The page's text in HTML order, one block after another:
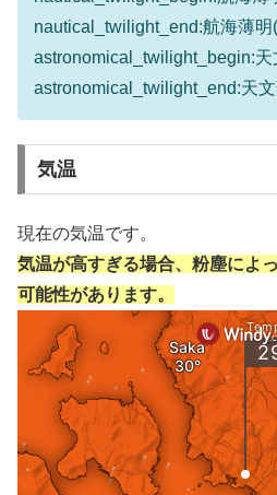
nautical_twilight_end:航海薄明
astronomical_twilight_begin:天
astronomical_twilight_end:天
気温
現在の気温です。
気温が高すぎる場合、粉塵によ
可能性があります。